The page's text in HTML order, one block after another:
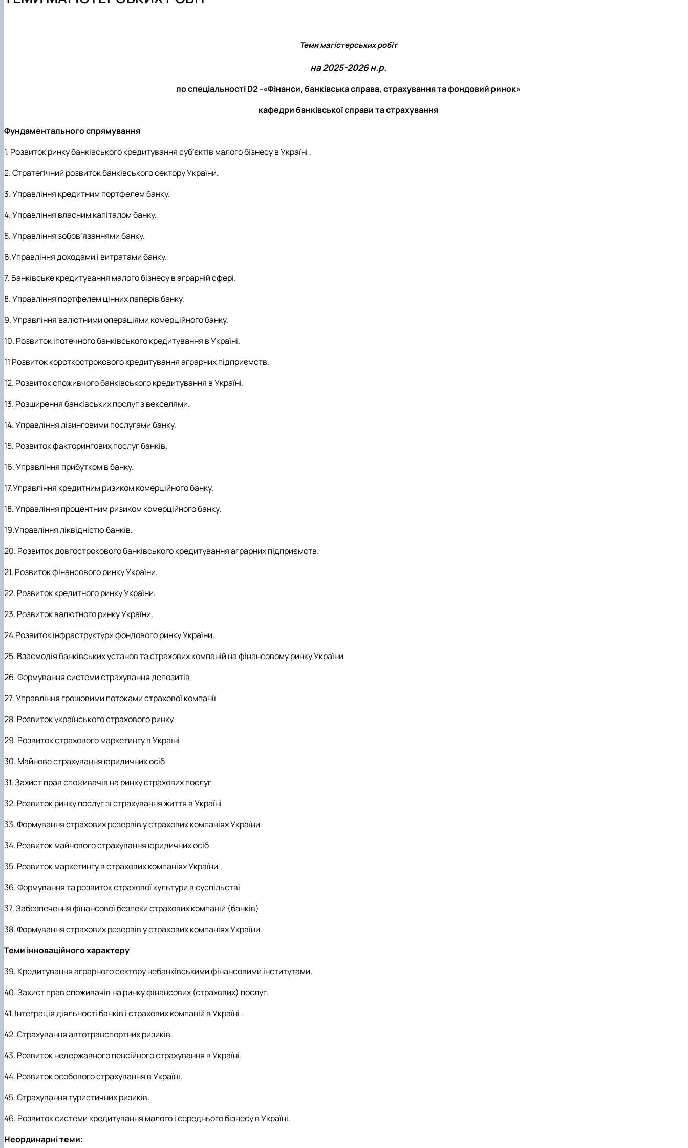
Навчально-наукова лабораторія «Музей грошей, банківської справи та страхування»
Вимоги до оформлення магістерських робіт
План роботи гуртка
Річні звіти
Теми магістерських робіт
на 2025-2026 н.р.
по спеціальності D2 -«Фінанси, банківська справа, страхування та фондовий ринок»
кафедри банківської справи та страхування
Фундаментального спрямування
1. Розвиток ринку банківського кредитування суб’єктів малого бізнесу в Україні .
2. Стратегічний розвиток банківського сектору України.
3. Управління кредитним портфелем банку.
4. Управління власним капіталом банку.
5. Управління зобов’язаннями банку.
6.Управління доходами і витратами банку.
7. Банківське кредитування малого бізнесу в аграрній сфері.
8. Управління портфелем цінних паперів банку.
9. Управління валютними операціями комерційного банку.
10. Розвиток іпотечного банківського кредитування в Україні.
11 Розвиток короткострокового кредитування аграрних підприємств.
12. Розвиток споживчого банківського кредитування в Україні.
13. Розширення банківських послуг з векселями.
14. Управління лізинговими послугами банку.
15. Розвиток факторингових послуг банків.
16. Управління прибутком в банку.
17.Управління кредитним ризиком комерційного банку.
18. Управління процентним ризиком комерційного банку.
19.Управління ліквідністю банків.
20. Розвиток довгострокового банківського кредитування аграрних підприємств.
21. Розвиток фінансового ринку України.
22. Розвиток кредитного ринку України.
23. Розвиток валютного ринку України.
24.Розвиток інфраструктури фондового ринку України.
25. Взаємодія банківських установ та страхових компаній на фінансовому ринку України
26. Формування системи страхування депозитів
27. Управління грошовими потоками страхової компанії
28. Розвиток українського страхового ринку
29. Розвиток страхового маркетингу в Україні
30. Майнове страхування юридичних осіб
31. Захист прав споживачів на ринку страхових послуг
32. Розвиток ринку послуг зі страхування життя в Україні
33. Формування страхових резервів у страхових компаніях України
34. Розвиток майнового страхування юридичних осіб
35. Розвиток маркетингу в страхових компаніях України
36. Формування та розвиток страхової культури в суспільстві
37. Забезпечення фінансової безпеки страхових компаній (банків)
38. Формування страхових резервів у страхових компаніях України
Теми інноваційного характеру
39. Кредитування аграрного сектору небанківськими фінансовими інститутами.
40. Захист прав споживачів на ринку фінансових (страхових) послуг.
41. Інтеграція діяльності банків і страхових компаній в Україні .
42. Страхування автотранспортних ризиків.
43. Розвиток недержавного пенсійного страхування в Україні.
44. Розвиток особового страхування в Україні.
45. Страхування туристичних ризиків.
46. Розвиток системи кредитування малого і середнього бізнесу в Україні.
Неординарні теми: